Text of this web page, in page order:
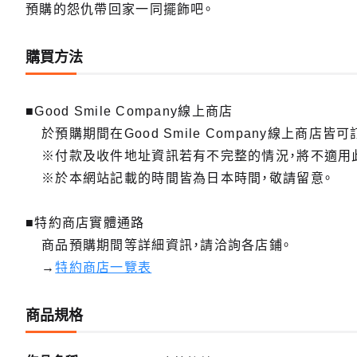
預購的怨仇帶回家一同擺飾吧。
購買方法
■Good Smile Company線上商店
於預購期間在Good Smile Company線上商店皆可訂
※付款及收件地址資訊若有不完整的情況，將不適用
※於本網站記載的時間皆為日本時間，敬請留意。
■特約商店實體通路
商品預購期間等詳細資訊，請洽詢各店鋪。
→特約商店一覽表
商品規格